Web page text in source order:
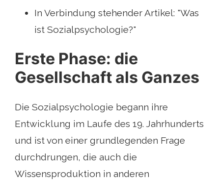
In Verbindung stehender Artikel: "Was
ist Sozialpsychologie?"
Erste Phase: die
Gesellschaft als Ganzes
Die Sozialpsychologie begann ihre
Entwicklung im Laufe des 19. Jahrhunderts
und ist von einer grundlegenden Frage
durchdrungen, die auch die
Wissensproduktion in anderen